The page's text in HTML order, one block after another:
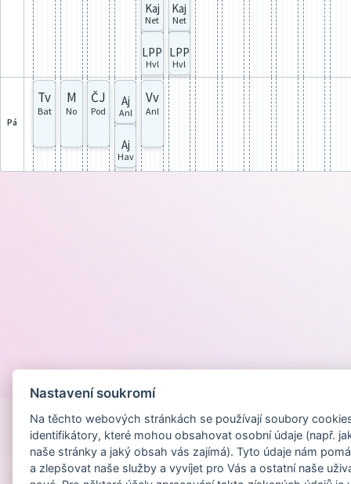
Kaj
Net
LPP
Hvl
Kaj
Net
LPP
Hvl
pá
Tv
Bat
M
No
ČJ
Pod
Aj
Anl
Aj
Hav
Vv
Anl
Nastavení soukromí
Na těchto webových stránkách se používají soubory
identifikátory, které mohou obsahovat osobní údaje (např.
naše stránky a jaký obsah vás zajímá). Tyto údaje nám
a zlepšovat naše služby a vyvíjet pro Vás a ostatní naše